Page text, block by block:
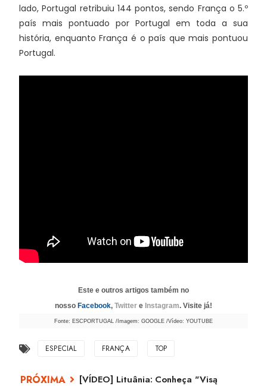
lado, Portugal retribuiu 144 pontos, sendo França o 5.º
país mais pontuado por Portugal em toda a sua
história, enquanto França é o país que mais pontuou
Portugal.
Este e outros artigos também no
nosso Facebook, Twitter e Instagram. Visite já!
Fonte: ESCPORTUGAL /Imagem: GOOGLE /Vídeo: YOUTUBE
ESPECIAL FRANÇA TOP
[VÍDEO] Lituânia: Conheça "Visą